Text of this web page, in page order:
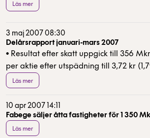
Läs mer
3 maj 2007 08:30
Delårsrapport januari-mars 2007
• Resultat efter skatt uppgick till 356
per aktie efter utspädning till 3,72 kr
Hyresintäkterna uppgick till 517 Mkr (636)
Uthyrningsgraden uppgick till 90 procent
Läs mer
10 apr 2007 14:11
Fabege säljer åtta fastigheter för 1 350
Läs mer